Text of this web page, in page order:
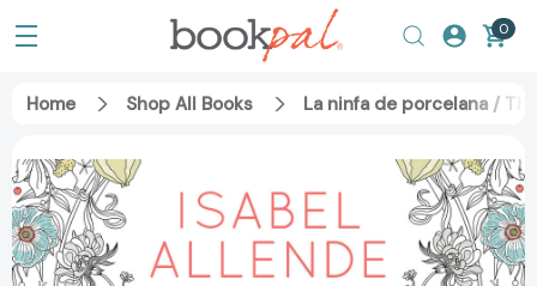
0
Home Shop All Books La ninfa de porcelana /